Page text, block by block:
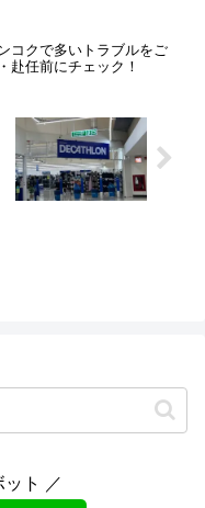
コクで多いトラブルをご
赴任前にチェック！
ット ／